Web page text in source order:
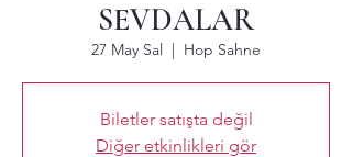
SEVDALAR
27 May Sal
  |
Hop Sahne
Biletler satışta değil
Diğer etkinlikleri gör